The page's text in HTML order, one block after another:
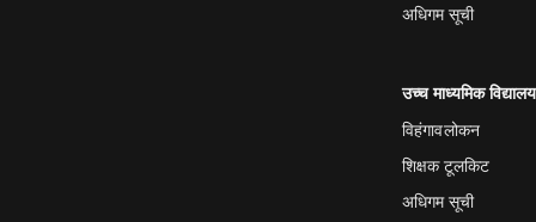
अधिगम सूची
उच्च माध्यमिक विद्यालय
विहंगावलोकन
शिक्षक टूलकिट
अधिगम सूची